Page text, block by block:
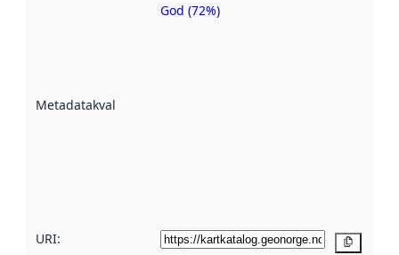
Metadatakvalitet
Metadatakvalitet
God (72%)
URI: